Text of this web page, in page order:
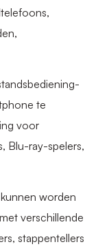
te
voor
Blu-ray-spelers,
worden
verschillende
stappentellers